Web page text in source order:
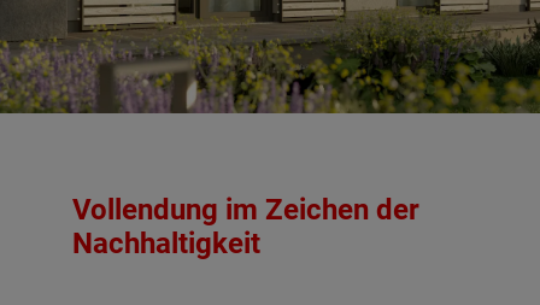
Vollendung im Zeichen der
Nachhaltigkeit